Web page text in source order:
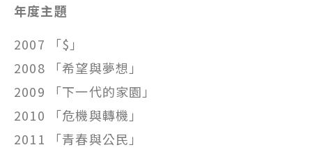
年度主題
2007 「$」
2008 「希望與夢想」
2009 「下一代的家園」
2010 「危機與轉機」
2011 「青春與公民」